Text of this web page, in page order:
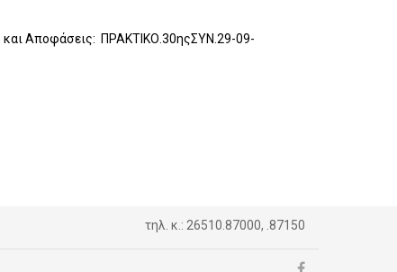
και Αποφάσεις: ΠΡΑΚΤΙΚΟ.30ηςΣΥΝ.29-09-
τηλ. κ.: 26510.87000, .87150